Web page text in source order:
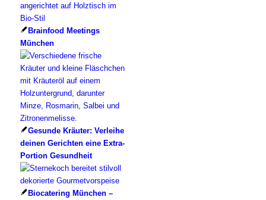
Brainfood Meetings
München
Gesunde Kräuter: Verleihe
deinen Gerichten eine Extra-
Portion Gesundheit
Biocatering München –